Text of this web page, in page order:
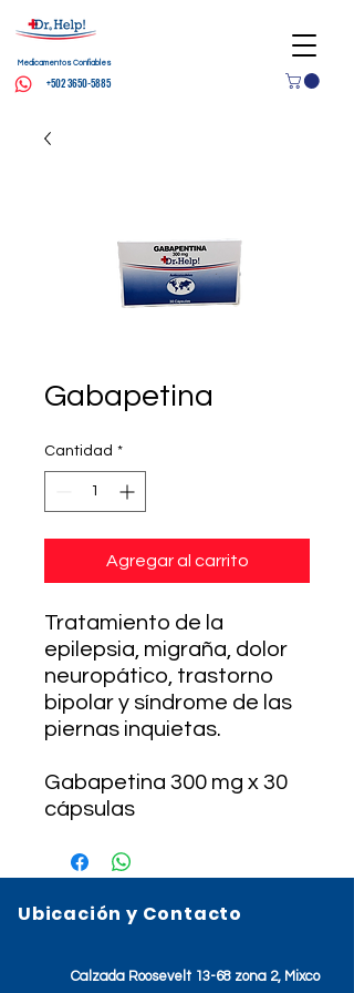
Medicamentos Confiables
+502 3650-5885
Gabapetina
Cantidad *
Agregar al carrito
Tratamiento de la
epilepsia, migraña, dolor
neuropático, trastorno
bipolar y síndrome de las
piernas inquietas.
Gabapetina 300 mg x 30
cápsulas
Ubicación y Contacto
Calzada Roosevelt 13-68 zona 2, Mixco